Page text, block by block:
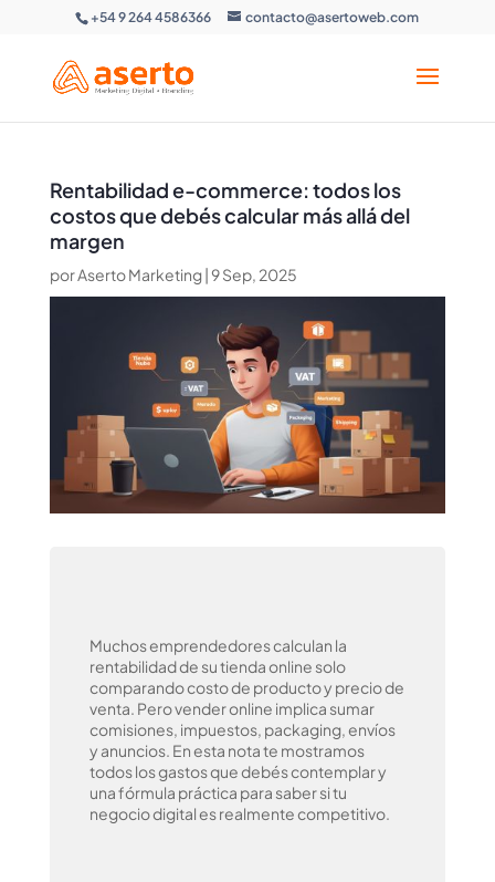
+54 9 264 4586366 contacto@asertoweb.com
Rentabilidad e-commerce: todos los
costos que debés calcular más allá del
margen
porAserto Marketing|9 Sep, 2025
Muchos emprendedores calculan la
rentabilidad de su tienda online solo
comparando costo de producto y precio de
venta. Pero vender online implica sumar
comisiones, impuestos, packaging, envíos
y anuncios. En esta nota te mostramos
todos los gastos que debés contemplar y
una fórmula práctica para saber si tu
negocio digital es realmente competitivo.